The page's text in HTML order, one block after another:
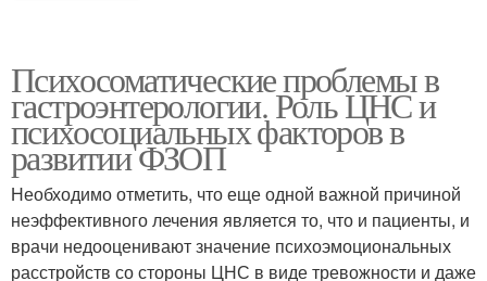
Психосоматические проблемы в
гастроэнтерологии. Роль ЦНС и
психосоциальных факторов в
развитии ФЗОП
Необходимо отметить, что еще одной важной причиной
неэффективного лечения является то, что и пациенты, и
врачи недооценивают значение психоэмоциональных
расстройств со стороны ЦНС в виде тревожности и даже